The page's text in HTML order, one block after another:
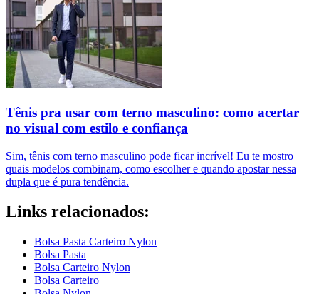
Tênis pra usar com terno masculino: como acertar
no visual com estilo e confiança
Sim, tênis com terno masculino pode ficar incrível! Eu te mostro
quais modelos combinam, como escolher e quando apostar nessa
dupla que é pura tendência.
Links relacionados:
Bolsa Pasta Carteiro Nylon
Bolsa Pasta
Bolsa Carteiro Nylon
Bolsa Carteiro